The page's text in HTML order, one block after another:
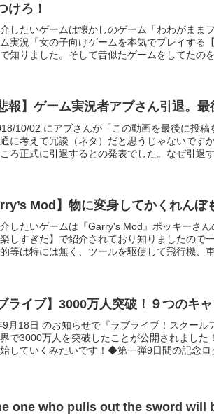
けろ！
したいゲームは懐かしのゲーム「わわがまま
実況「女の子向けゲームを本気でプレイする
で知りました。そして昔似たゲームをしてたの
報】ゲーム実況者アブさん引退。
10/02 にアブさんが「この動画を最後に投
に考えて冗談（ネタ）だと思うじゃないです
ろ正式に引退するとの発表でした。なぜ引退
Mod】物に変身してかくれんぼ
したいゲームは『Garry's Mod』ポッキーさ
しすぎた】で紹介されており知りましたので
等は特には無く、ツールを駆使して飛行機、
ライブ】3000万人突破！９つのキ
9月18日 のお知らせで『ラブライブ！スクール
で3000万人を突破したことが公開されまし
していくみたいです！◆第一弾9日間の記念ロ
one who pulls out the sword will